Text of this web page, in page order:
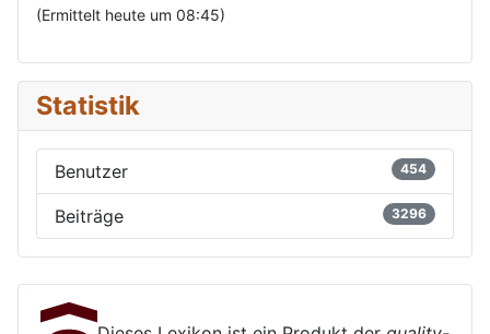
(Ermittelt heute um 08:45)
Statistik
Benutzer 454
Beiträge 3296